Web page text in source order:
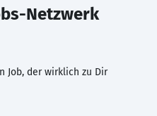
Netzwerk
Job, der wirklich zu Dir